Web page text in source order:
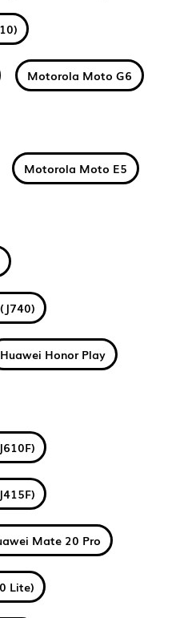
Motorola Moto G6
Motorola Moto E5
Huawei Honor Play
Mate 20 Pro
Lite)